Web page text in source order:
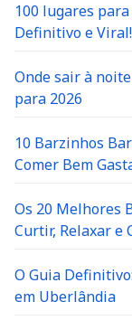
100 lugares
Definitivo e Viral!
Onde sair à
para 2026
10 Barzinhos
Comer Bem
Os 20 Melhores
Curtir, Relaxar e
O Guia
em Uberlândia